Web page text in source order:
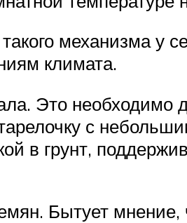
механизма у
климата.
Это необходимо
с
в грунт,
Бытует